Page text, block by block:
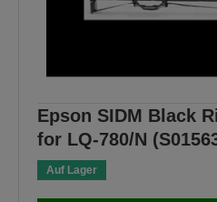
Epson SIDM Black
for LQ-780/N
Auf Lager